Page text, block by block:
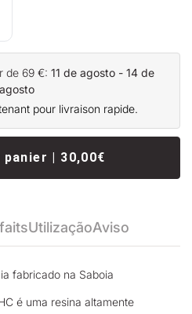
de 69 €: 11 de agosto - 14 de
agosto
pour livraison rapide.
| 30,00€
UtilizaçãoAviso
fabricado na Saboia
é uma resina altamente